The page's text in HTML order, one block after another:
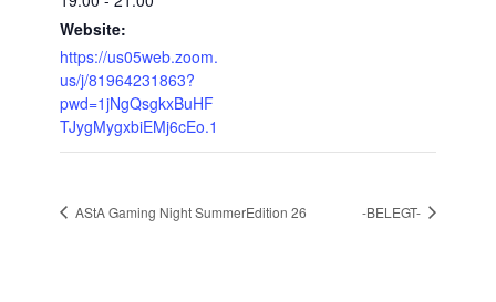
Website:
https://us05web.zoom.
us/j/81964231863?
pwd=1jNgQsgkxBuHF
TJygMygxbiEMj6cEo.1
AStA Gaming Night SummerEdition 26 -BELEGT-